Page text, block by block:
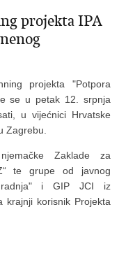
projekta IPA
projekta "Potpora
se u petak 12. srpnja
u vijećnici Hrvatske
Zagrebu.
Zaklade za
te grupe od javnog
i GIP JCI iz
krajnji korisnik Projekta